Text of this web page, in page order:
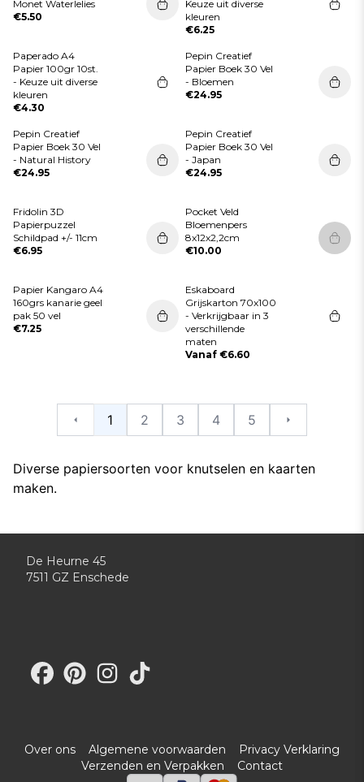
Monet Waterlelies
€5.50
Keuze uit diverse
kleuren
€6.25
Paperado A4
Papier 100gr 10st.
- Keuze uit diverse
kleuren
€4.30
Pepin Creatief
Papier Boek 30 Vel
- Bloemen
€24.95
Pepin Creatief
Papier Boek 30 Vel
- Natural History
€24.95
Pepin Creatief
Papier Boek 30 Vel
- Japan
€24.95
Fridolin 3D
Papierpuzzel
Schildpad +/- 11cm
€6.95
Pocket Veld
Bloemenpers
8x12x2,2cm
€10.00
Dit
Papier Kangaro A4
160grs kanarie geel
pak 50 vel
€7.25
Eskaboard
Grijskarton 70x100
- Verkrijgbaar in 3
verschillende
maten
Vanaf €6.60
Vorige
1 2 3 4 5 Volgende
Diverse papiersoorten voor knutselen en kaarten
maken.
De Heurne 45
7511 GZ Enschede
Bezoek onze Facebook-pagina
Bezoek onze Pinterest-pagina
Bezoek onze Instagram-pagina
Bezoek ons TikTok-profiel
Over ons Algemene voorwaarden
Privacy Verklaring
Verzenden en Verpakken
Contact